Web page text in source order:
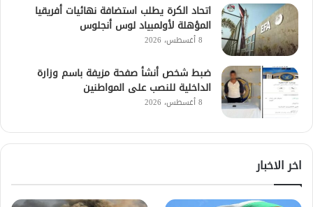
اتحاد الكرة يطلب استضافة نهائيات أفريقيا
المؤهلة لأولمبياد لوس أنجلوس
8 أغسطس، 2026
ضبط شخص أنشأ صفحة مزيفة باسم وزارة
الداخلية للنصب على المواطنين
8 أغسطس، 2026
اخر الاخبار